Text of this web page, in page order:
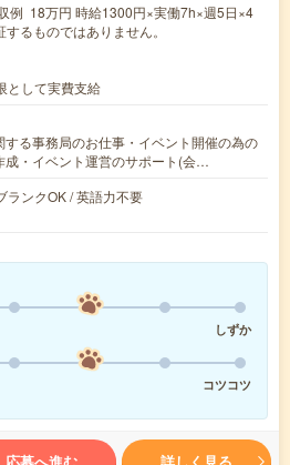
18万円 時給1300円×実働7h×週5日×4
るものではありません。
として実費支給
する事務局のお仕事・イベント開催の為の
成・イベント運営のサポート(会…
ランクOK / 英語力不要
しずか
コツコツ